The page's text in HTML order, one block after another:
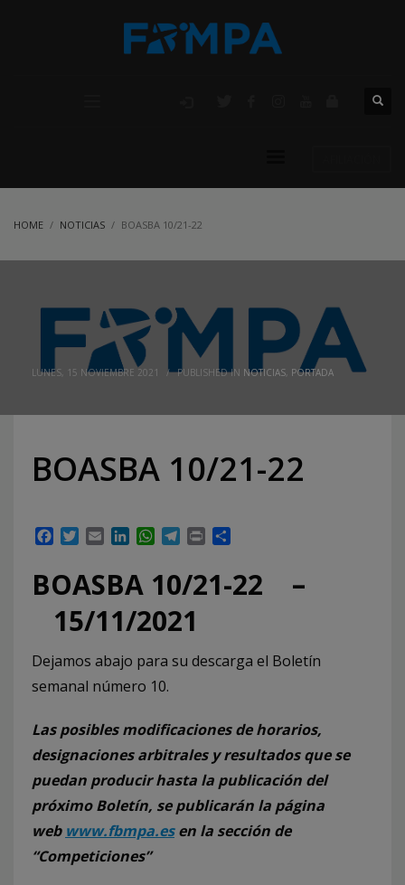
HOME NOTICIAS BOASBA 10/21-22
LUNES, 15 NOVIEMBRE 2021 / PUBLISHED IN NOTICIAS PORTADA
BOASBA 10/21-22
Facebook
TwitterEmailLinkedInWhatsApp
Telegram
Print
BOASBA 10/21-22 –
15/11/2021
Dejamos abajo para su descarga el Boletín
semanal número 10.
Las posibles modificaciones de horarios,
designaciones arbitrales y resultados que se
puedan producir hasta la publicación del
próximo Boletín, se publicarán la página
web www.fbmpa.esen la sección de
“Competiciones”